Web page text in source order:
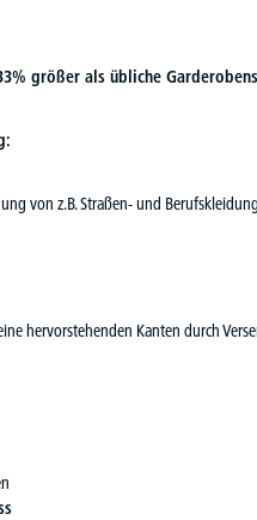
größer als übliche
von z.B. Straßen- und
hervorstehenden Kanten durch